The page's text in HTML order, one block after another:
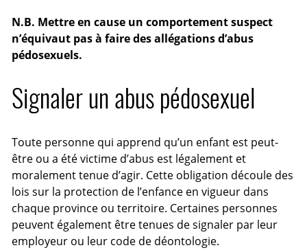
N.B. Mettre en cause un comportement suspect
n’équivaut pas à faire des allégations d’abus
pédosexuels.
Signaler un abus pédosexuel
Toute personne qui apprend qu’un enfant est peut-
être ou a été victime d’abus est légalement et
moralement tenue d’agir. Cette obligation découle des
lois sur la protection de l’enfance en vigueur dans
chaque province ou territoire. Certaines personnes
peuvent également être tenues de signaler par leur
employeur ou leur code de déontologie.